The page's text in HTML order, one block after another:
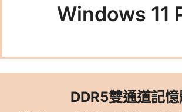
Windows 11
DDR5雙通道記